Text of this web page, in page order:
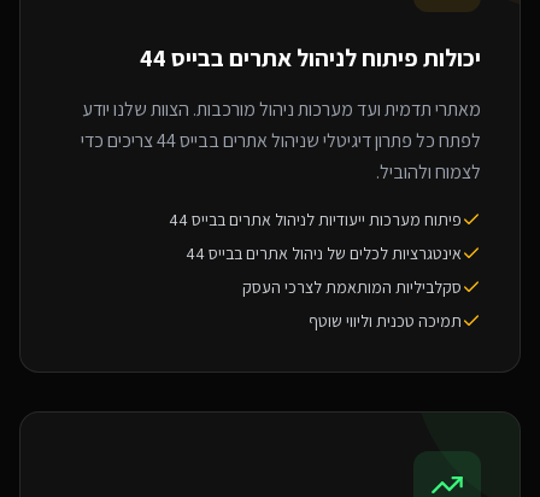
יכולות פיתוח לניהול אתרים בבייס 44
מאתרי תדמית ועד מערכות ניהול מורכבות. הצוות שלנו יודע
לפתח כל פתרון דיגיטלי שניהול אתרים בבייס 44 צריכים כדי
לצמוח ולהוביל.
פיתוח מערכות ייעודיות לניהול אתרים בבייס 44
אינטגרציות לכלים של ניהול אתרים בבייס 44
סקלביליות המותאמת לצרכי העסק
תמיכה טכנית וליווי שוטף